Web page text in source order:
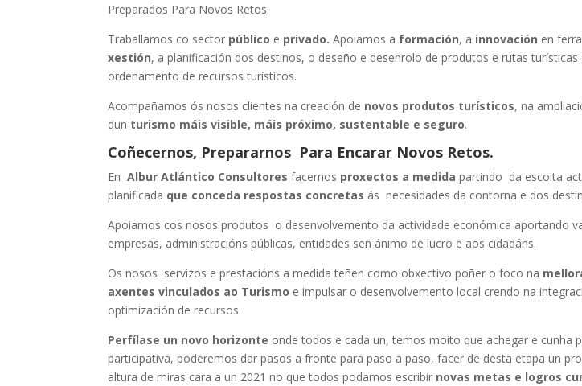
Preparados Para Novos Retos.
Traballamos co sector público e privado.Apoiamos a formación, a innovación en
xestión, a planificación dos destinos, o deseño e desenrolo de produtos e rutas
ordenamento de recursos turísticos.
Acompañamos ós nosos clientes na creación de novos produtos turísticos, na
dun turismo máis visible, máis próximo, sustentable e seguro.
Coñecernos, Prepararnos Para Encarar Novos Retos.
EnAlbur Atlántico Consultores facemos proxectos a medida partindo da escoita
planificada que conceda respostas concretas ás necesidades da contorna e dos
Apoiamos cos nosos produtos o desenvolvemento da actividade económica aportando
empresas, administracións públicas, entidades sen ánimo de lucro e aos cidadáns.
Os nosos servizos e prestacións a medida teñen como obxectivo poñer o foco na
axentes vinculados ao Turismo e impulsar o desenvolvemento local crendo na
optimización de recursos.
Perfílase un novo horizonte onde todos e cada un, temos moito que achegar e cunha
participativa, poderemos dar pasos a fronte para paso a paso, facer de desta etapa un
altura de miras cara a un 2021 no que todos podamos escribir novas metas e logros